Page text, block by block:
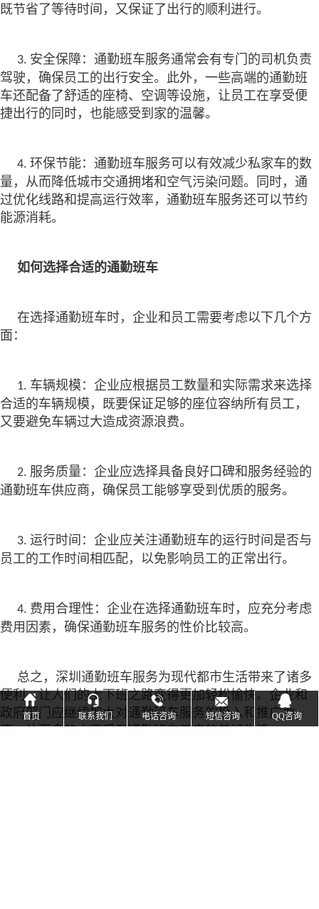
既节省了等待时间，又保证了出行的顺利进行。
3. 安全保障：通勤班车服务通常会有专门的司机负责
驾驶，确保员工的出行安全。此外，一些高端的通勤班
车还配备了舒适的座椅、空调等设施，让员工在享受便
捷出行的同时，也能感受到家的温馨。
4. 环保节能：通勤班车服务可以有效减少私家车的数
量，从而降低城市交通拥堵和空气污染问题。同时，通
过优化线路和提高运行效率，通勤班车服务还可以节约
能源消耗。
如何选择合适的通勤班车
在选择通勤班车时，企业和员工需要考虑以下几个方
面：
1. 车辆规模：企业应根据员工数量和实际需求来选择
合适的车辆规模，既要保证足够的座位容纳所有员工，
又要避免车辆过大造成资源浪费。
2. 服务质量：企业应选择具备良好口碑和服务经验的
通勤班车供应商，确保员工能够享受到优质的服务。
3. 运行时间：企业应关注通勤班车的运行时间是否与
员工的工作时间相匹配，以免影响员工的正常出行。
4. 费用合理性：企业在选择通勤班车时，应充分考虑
费用因素，确保通勤班车服务的性价比较高。
总之，深圳通勤班车服务为现代都市生活带来了诸多
便利，让人们的上下班之路变得更加轻松愉快。企业和
政府部门应继续加大对通勤班车服务的投入和推广力
度，让更多的人享受到通勤班车带来的美好生活。

首页

联系我们

电话咨询

短信咨询

QQ咨询